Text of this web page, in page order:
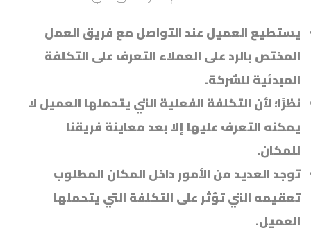
يستطيع العميل عند التواصل مع فريق العمل
المختص بالرد على العملاء التعرف على التكلفة
المبدئية للشركة.
نظرًا؛ لأن التكلفة الفعلية التي يتحملها العميل لا
يمكنه التعرف عليها إلا بعد معاينة فريقنا
للمكان.
توجد العديد من الأمور داخل المكان المطلوب
تعقيمه التي تؤثر على التكلفة التي يتحملها
العميل.